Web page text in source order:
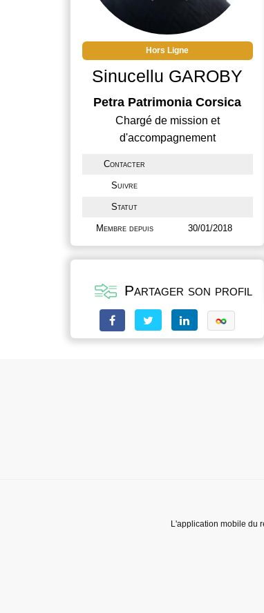
Hors Ligne
Sinucellu GAROBY
Petra Patrimonia Corsica
Chargé de mission et
d'accompagnement
Contacter
Suivre
Statut
Membre depuis 30/01/2018
Partager son profil
L'application mobile du